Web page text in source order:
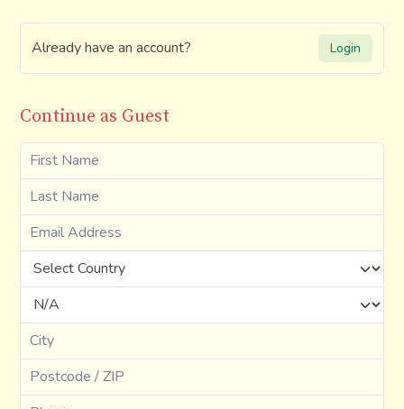
Already have an account? Login
Continue as Guest